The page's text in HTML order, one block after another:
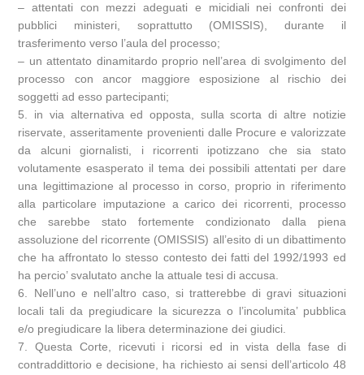
– attentati con mezzi adeguati e micidiali nei confronti dei
pubblici ministeri, soprattutto (OMISSIS), durante il
trasferimento verso l’aula del processo;
– un attentato dinamitardo proprio nell’area di svolgimento del
processo con ancor maggiore esposizione al rischio dei
soggetti ad esso partecipanti;
5. in via alternativa ed opposta, sulla scorta di altre notizie
riservate, asseritamente provenienti dalle Procure e valorizzate
da alcuni giornalisti, i ricorrenti ipotizzano che sia stato
volutamente esasperato il tema dei possibili attentati per dare
una legittimazione al processo in corso, proprio in riferimento
alla particolare imputazione a carico dei ricorrenti, processo
che sarebbe stato fortemente condizionato dalla piena
assoluzione del ricorrente (OMISSIS) all’esito di un dibattimento
che ha affrontato lo stesso contesto dei fatti del 1992/1993 ed
ha percio’ svalutato anche la attuale tesi di accusa.
6. Nell’uno e nell’altro caso, si tratterebbe di gravi situazioni
locali tali da pregiudicare la sicurezza o l’incolumita’ pubblica
e/o pregiudicare la libera determinazione dei giudici.
7. Questa Corte, ricevuti i ricorsi ed in vista della fase di
contraddittorio e decisione, ha richiesto ai sensi dell’articolo 48